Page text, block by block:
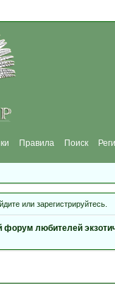
Правила Поиск
или зарегистрируйтесь.
форум любителей